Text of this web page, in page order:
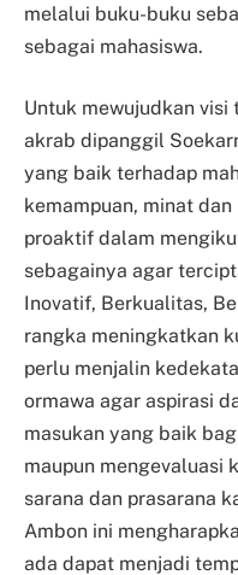
melalui buku-buku
sebagai mahasiswa.
Untuk mewujudkan
akrab dipanggil
yang baik terhadap
kemampuan, minat
proaktif dalam
sebagainya agar
Inovatif, Berkualitas,
rangka meningkatkan
perlu menjalin
ormawa agar aspirasi
masukan yang baik
maupun mengevaluasi
sarana dan prasarana
Ambon ini
ada dapat menjadi